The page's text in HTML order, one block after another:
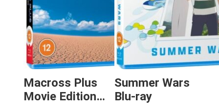
Macross Plus
Movie Edition
Summer Wars
Blu-ray